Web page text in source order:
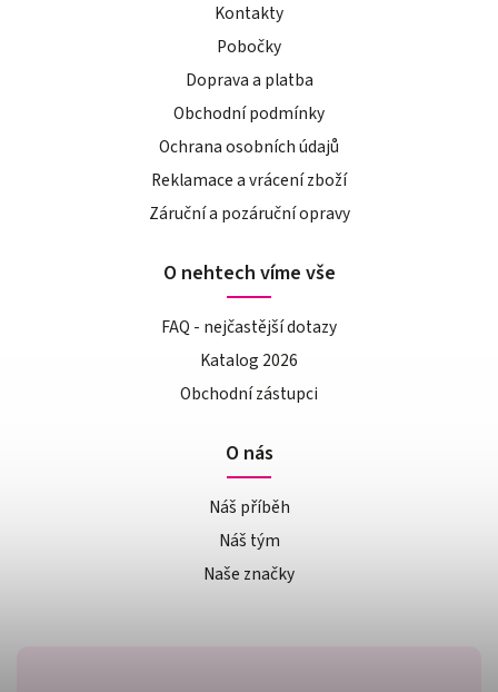
Kontakty
Pobočky
Doprava a platba
Obchodní podmínky
Ochrana osobních údajů
Reklamace a vrácení zboží
Záruční a pozáruční opravy
O nehtech víme vše
FAQ - nejčastější dotazy
Katalog 2026
Obchodní zástupci
O nás
Náš příběh
Náš tým
Naše značky